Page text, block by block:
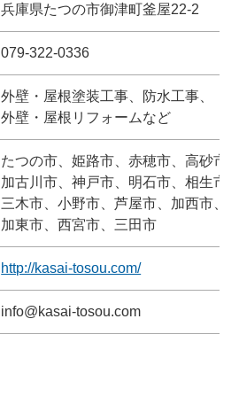
兵庫県たつの市御津町釜屋22-2
079-322-0336
外壁・屋根塗装工事、防水工事、
外壁・屋根リフォームなど
たつの市、姫路市、赤穂市、高砂市
加古川市、神戸市、明石市、相生市
三木市、小野市、芦屋市、加西市、
加東市、西宮市、三田市
http://kasai-tosou.com/
info@kasai-tosou.com